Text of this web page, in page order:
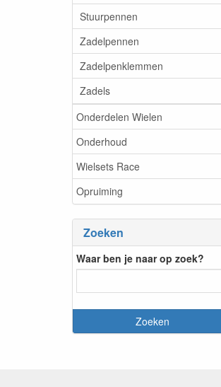
Stuurpennen
Zadelpennen
Zadelpenklemmen
Zadels
Onderdelen Wielen
Onderhoud
Wielsets Race
Opruiming
Zoeken
Waar ben je naar op zoek?